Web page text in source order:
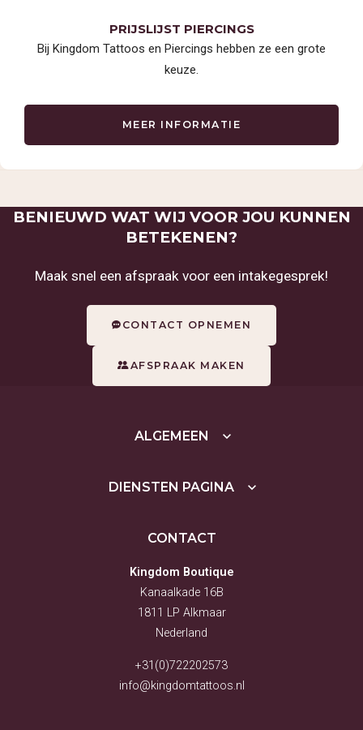
PRIJSLIJST PIERCINGS
Bij Kingdom Tattoos en Piercings hebben ze een grote
keuze.
MEER INFORMATIE
BENIEUWD WAT WIJ VOOR JOU KUNNEN
BETEKENEN?
Maak snel een afspraak voor een intakegesprek!
CONTACT OPNEMEN
AFSPRAAK MAKEN
ALGEMEEN
DIENSTEN PAGINA
CONTACT
Kingdom Boutique
Kanaalkade 16B
1811 LP Alkmaar
Nederland
+31(0)722202573
info@kingdomtattoos.nl